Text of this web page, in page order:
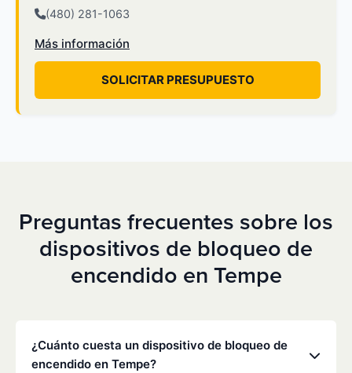
(480) 281-1063
Más información
SOLICITAR PRESUPUESTO
Preguntas frecuentes sobre los
dispositivos de bloqueo de
encendido en Tempe
¿Cuánto cuesta un dispositivo de bloqueo de
encendido en Tempe?